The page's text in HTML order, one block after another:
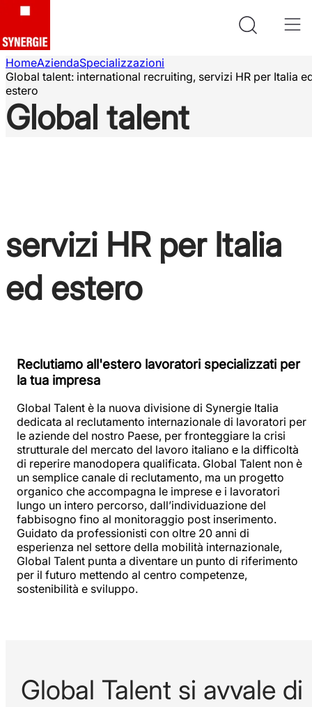
HomeAziendaSpecializzazioni
Global talent: international recruiting, servizi HR per Italia
estero
Global talent
servizi HR per Italia
ed estero
Reclutiamo all'estero lavoratori specializzati per
la tua impresa
Global Talent è la nuova divisione di Synergie Italia
dedicata al reclutamento internazionale di lavoratori per
le aziende del nostro Paese, per fronteggiare la crisi
strutturale del mercato del lavoro italiano e la difficoltà
di reperire manodopera qualificata. Global Talent non è
un semplice canale di reclutamento, ma un progetto
organico che accompagna le imprese e i lavoratori
lungo un intero percorso, dall’individuazione del
fabbisogno fino al monitoraggio post inserimento.
Guidato da professionisti con oltre 20 anni di
esperienza nel settore della mobilità internazionale,
Global Talent punta a diventare un punto di riferimento
per il futuro mettendo al centro competenze,
sostenibilità e sviluppo.
Global Talent si avvale di